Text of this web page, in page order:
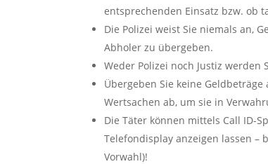
entsprechenden Einsatz bzw. ob
Die Polizei weist Sie niemals an,
Abholer zu übergeben.
Weder Polizei noch Justiz
Übergeben Sie keine
Wertsachen ab, um sie in
Die Täter können mittels Call ID-
Telefondisplay anzeigen lassen –
Vorwahl)!